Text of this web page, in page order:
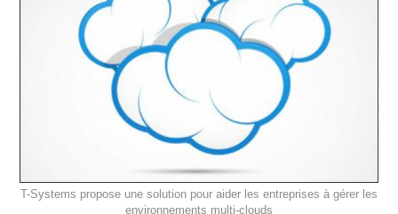
T-Systems propose une solution pour aider les entreprises à gérer les
environnements multi-clouds